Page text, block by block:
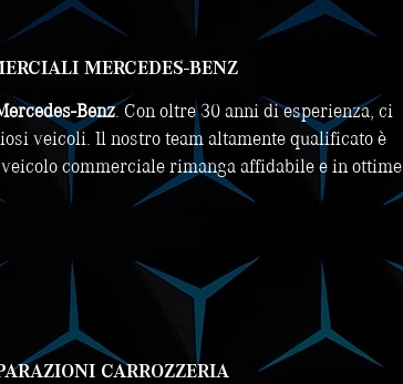
MERCEDES-BENZ
Benz. Con oltre 30 anni di esperienza, ci
veicoli. Il nostro team altamente qualificato è
commerciale rimanga affidabile e in ottime
CARROZZERIA